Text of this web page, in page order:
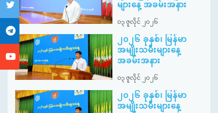
များနေ့ အခမ်းအနား
၀၃ ဇူလိုင် ၂၀၂၆
၂၀၂၆ ခုနှစ်၊ မြန်မာ
အမျိုးသမီးများနေ့
အခမ်းအနား
၀၃ ဇူလိုင် ၂၀၂၆
၂၀၂၆ ခုနှစ်၊ မြန်မာ
အမျိုးသမီးများနေ့